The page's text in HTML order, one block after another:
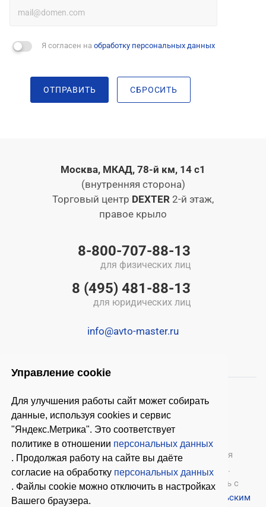
Управление cookie
Для улучшения работы сайт может собирать
данные, используя cookies и сервис
"Яндекс.Метрика". Это соответствует
политике в отношении персональных данных
. Продолжая работу на сайте вы даёте
согласие на обработку персональных данных
. Файлы cookie можно отключить в настройках
Вашего браузера.
Я согласен на обработку персональных данных
ОТПРАВИТЬ СБРОСИТЬ
Москва, МКАД, 78-й км, 14 с1
(внутренняя сторона)
Торговый центр DEXTER 2-й этаж,
правое крыло
8-800-707-88-13
для физических лиц
8 (495) 481-88-13
для юридических лиц
info@avto-master.ru
© 2026 ООО «Автомастер» — оборудование для
автосервиса, шиномонтажное оборудование.
Оставляя заявки на нашем сайте, ознакомьтесь с
Политикой конфиденциальности
Пользовательским